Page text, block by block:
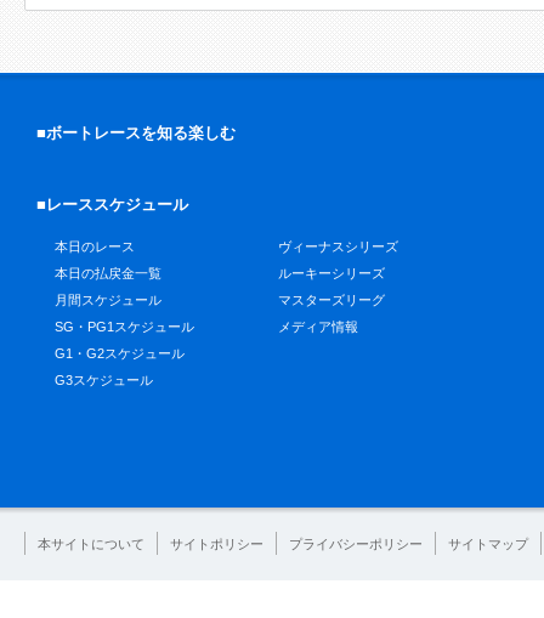
■ボートレースを知る楽しむ
■レーススケジュール
本日のレース
本日の払戻金一覧
月間スケジュール
SG・PG1スケジュール
G1・G2スケジュール
G3スケジュール
ヴィーナスシリーズ
ルーキーシリーズ
マスターズリーグ
メディア情報
本サイトについて サイトポリシー プライバシーポリシー サイトマップ